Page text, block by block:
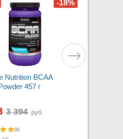
Nutrition BCAA
457 г
руб.
95